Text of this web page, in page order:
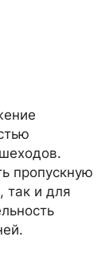
пропускную
так и для